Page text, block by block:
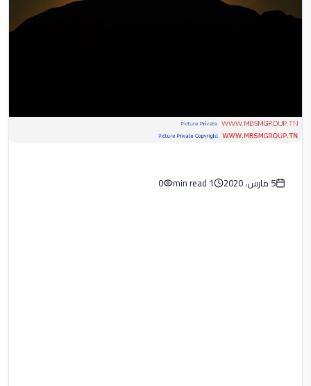
5 مارس، 2020 1 min read
0